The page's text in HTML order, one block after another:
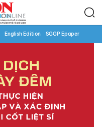
English Edition SGGP Epaper